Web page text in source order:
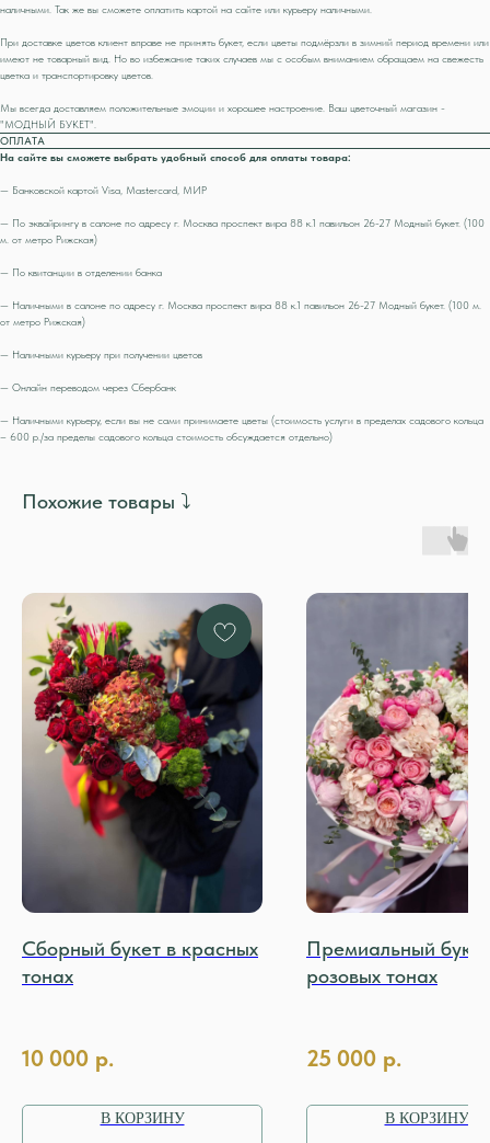
наличными. Так же вы сможете оплатить картой на сайте или курьеру наличными.
При доставке цветов клиент вправе не принять букет, если цветы подмёрзли в зимний период времени или
имеют не товарный вид. Но во избежание таких случаев мы с особым вниманием обращаем на свежесть
цветка и транспортировку цветов.
Мы всегда доставляем положительные эмоции и хорошее настроение. Ваш цветочный магазин -
"МОДНЫЙ БУКЕТ".
ОПЛАТА
На сайте вы сможете выбрать удобный способ для оплаты товара:
— Банковской картой Visa, Mastercard, МИР
— По эквайрингу в салоне по адресу г. Москва проспект вира 88 к.1 павильон 26-27 Модный букет. (100
м. от метро Рижская)
— По квитанции в отделении банка
— Наличными в салоне по адресу г. Москва проспект вира 88 к.1 павильон 26-27 Модный букет. (100 м.
от метро Рижская)
— Наличными курьеру при получении цветов
— Онлайн переводом через Сбербанк
— Наличными курьеру, если вы не сами принимаете цветы (стоимость услуги в пределах садового кольца
– 600 р./за пределы садового кольца стоимость обсуждается отдельно)
Похожие товары ⤵
Сборный букет в красных
тонах
10 000 р.
В КОРЗИНУ
Премиальный
розовых тонах
25 000 р.
В КОРЗИНУ